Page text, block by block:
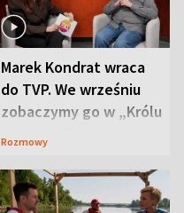
Marek Kondrat wraca
do TVP. We wrześniu
zobaczymy go w „Królu
Maciusiu I”
Rozmowy